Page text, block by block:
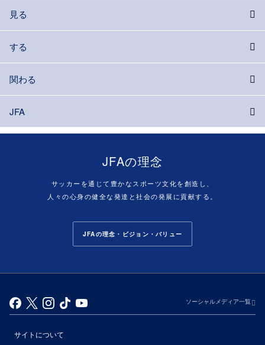
見る
する
関わる
JFA
JFAの理念
サッカーを通じて豊かなスポーツ文化を創造し、
人々の心身の健全な発達と社会の発展に貢献する。
JFAの理念・ビジョン・バリュー
ソーシャルメディア一覧
サイトについて